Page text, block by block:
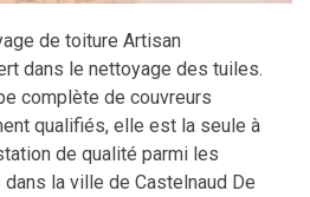
de toiture Artisan
dans le nettoyage des tuiles.
complète de couvreurs
qualifiés, elle est la seule à
de qualité parmi les
la ville de Castelnaud De